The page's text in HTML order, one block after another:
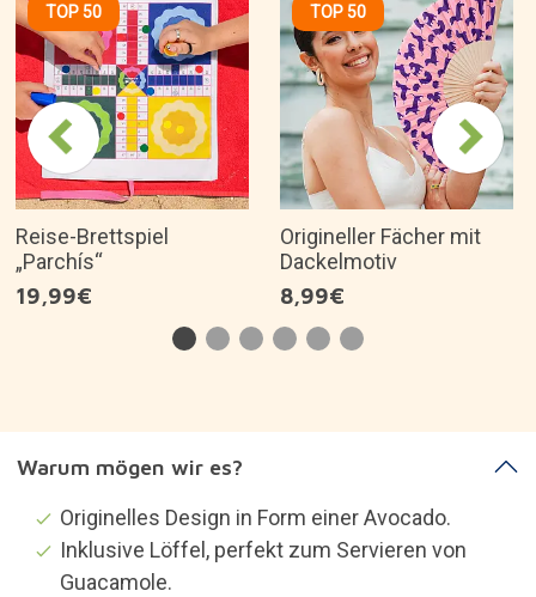
TOP 50
Reise-Brettspiel
„Parchís“
19,99€
TOP 50
Origineller Fächer mit
Dackelmotiv
8,99€
Warum mögen wir es?
Originelles Design in Form einer Avocado.
Inklusive Löffel, perfekt zum Servieren von
Guacamole.